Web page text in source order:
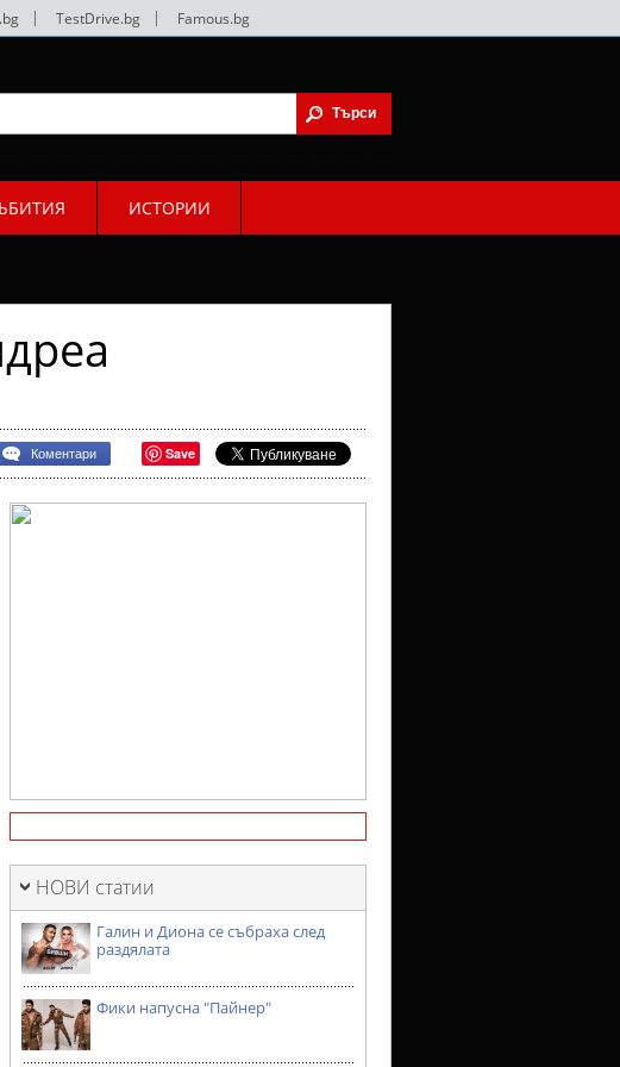
TestDrive.bg Famous.bg
ИСТОРИИ
Коментари Save
НОВИ статии
Галин и Диона се събраха след
раздялата
Фики напусна "Пайнер"